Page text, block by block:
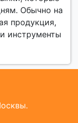
Обычно на
продукция,
инструменты